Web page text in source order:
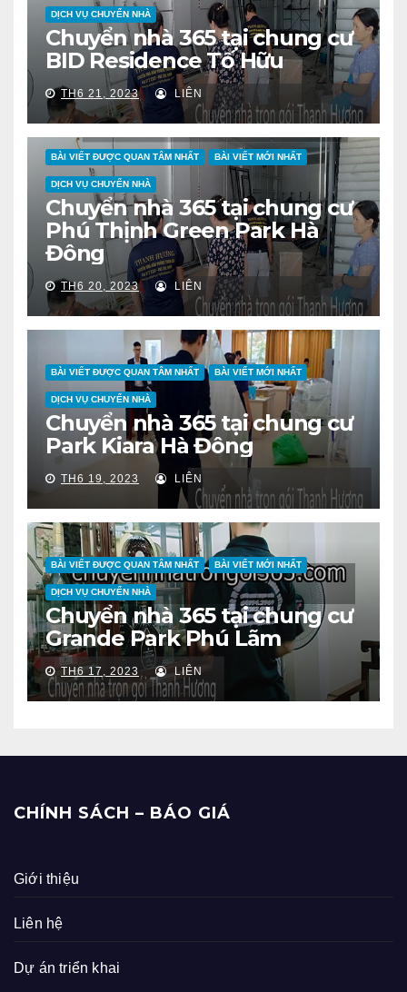
DỊCH VỤ CHUYỂN NHÀ
Chuyển nhà 365 tại chung cư
BID Residence Tố Hữu
TH6 21, 2023 LIÊN
BÀI VIẾT ĐƯỢC QUAN TÂM NHẤT BÀI VIẾT MỚI NHẤT
DỊCH VỤ CHUYỂN NHÀ
Chuyển nhà 365 tại chung cư
Phú Thịnh Green Park Hà
Đông
TH6 20, 2023 LIÊN
BÀI VIẾT ĐƯỢC QUAN TÂM NHẤT BÀI VIẾT MỚI NHẤT
DỊCH VỤ CHUYỂN NHÀ
Chuyển nhà 365 tại chung cư
Park Kiara Hà Đông
TH6 19, 2023 LIÊN
BÀI VIẾT ĐƯỢC QUAN TÂM NHẤT BÀI VIẾT MỚI NHẤT
DỊCH VỤ CHUYỂN NHÀ
Chuyển nhà 365 tại chung cư
Grande Park Phú Lãm
TH6 17, 2023 LIÊN
CHÍNH SÁCH – BÁO GIÁ
Giới thiệu
Liên hệ
Dự án triển khai